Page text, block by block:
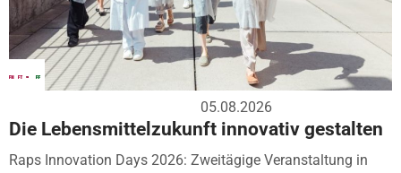
05.08.2026
Die Lebensmittelzukunft innovativ gestalten
Raps Innovation Days 2026: Zweitägige Veranstaltung in